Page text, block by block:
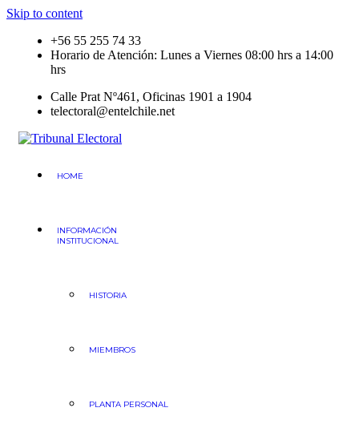
Skip to content
+56 55 255 74 33
Horario de Atención: Lunes a Viernes 08:00 hrs a 14:00
hrs
Calle Prat Nº461, Oficinas 1901 a 1904
telectoral@entelchile.net
HOME
INFORMACIÓN
INSTITUCIONAL
HISTORIA
MIEMBROS
PLANTA PERSONAL